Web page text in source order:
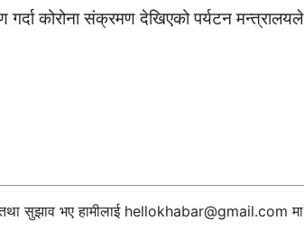
कोरोना संक्रमण देखिएको पर्यटन मन्त्रालयले
सुझाव भए हामीलाई hellokhabar@gmail.com मा